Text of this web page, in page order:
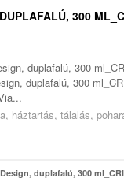
300
duplafalú, 300
duplafalú, 300
háztartás, tálalás,
duplafalú, 300